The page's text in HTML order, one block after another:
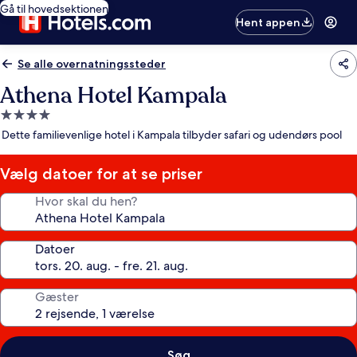
Gå til hovedsektionen
Hent appen
Se alle overnatningssteder
Athena Hotel Kampala
4.0-
stjernet
Dette familievenlige hotel i Kampala tilbyder safari og udendørs pool
Vælg datoer for at se priser
Hvor skal du hen?
Datoer
Gæster